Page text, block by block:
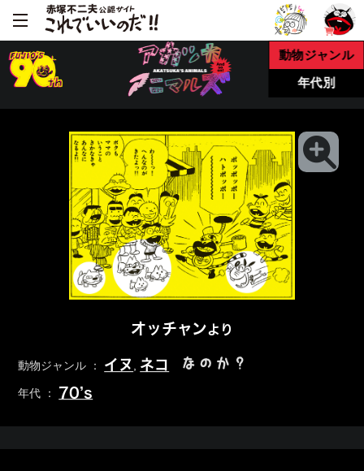
動物ジャンル
年代別
オッチャンより
動物ジャンル ： イヌ ネコ なのか？
年代 ： 70’s